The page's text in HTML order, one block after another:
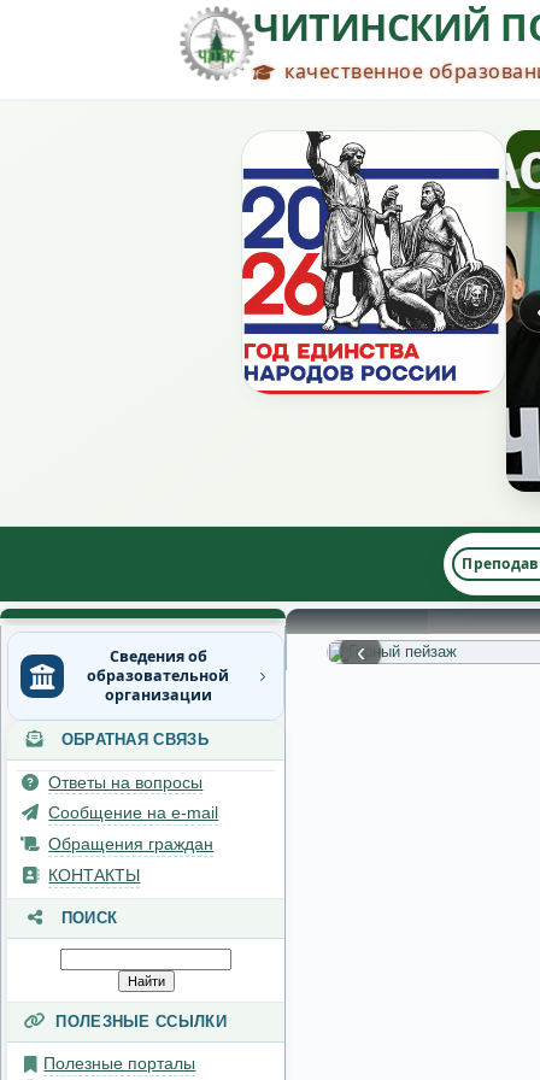
ЧИТИНСКИЙ
качественное
Сведения об
образовательной
организации
Основные сведения
Структура и органы
управления
образовательной
организацией
Документы
Образование
Руководство
Педагогический состав
Материально-
ОБРАТНАЯ СВЯЗЬ
Ответы на вопросы
Сообщение на e-mail
Обращения граждан
КОНТАКТЫ
ПОИСК
ПОЛЕЗНЫЕ ССЫЛКИ
Полезные порталы
‹